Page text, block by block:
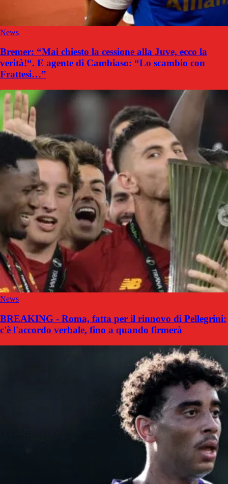
News
Bremer: “Mai chiesto la cessione alla Juve, ecco la
verità!“. E agente di Cambiaso: “Lo scambio con
Frattesi…”
News
BREAKING - Roma, fatta per il rinnovo di Pellegrini:
c'è l'accordo verbale, fino a quando firmerà